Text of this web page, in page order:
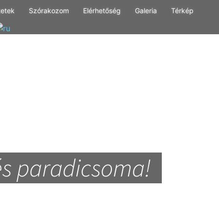
Szórakozom Elérhetőség Galeria Térkép
paradicsoma!